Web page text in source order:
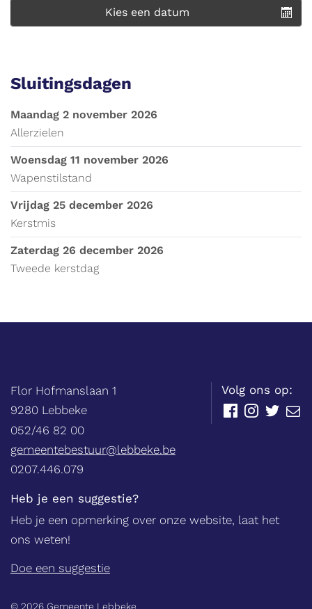
Kies een datum
Sluitingsdagen
maandag 2 november 2026
Allerzielen
woensdag 11 november 2026
Wapenstilstand
vrijdag 25 december 2026
Kerstmis
zaterdag 26 december 2026
Tweede kerstdag
Balie
Adres
Flor Hofmanslaan 1
,9280 Lebbeke
052/46 82 00
E-
mail
gemeentebestuur@lebbeke.be
Ondernemingsnummer
0207.446.079
Heb je een suggestie?
Heb je een opmerking over onze website, laat het
ons weten!
Doe een suggestie
Volg ons op:
FacebookInstagram
Twitter
E-
© 2026 Gemeente Lebbeke